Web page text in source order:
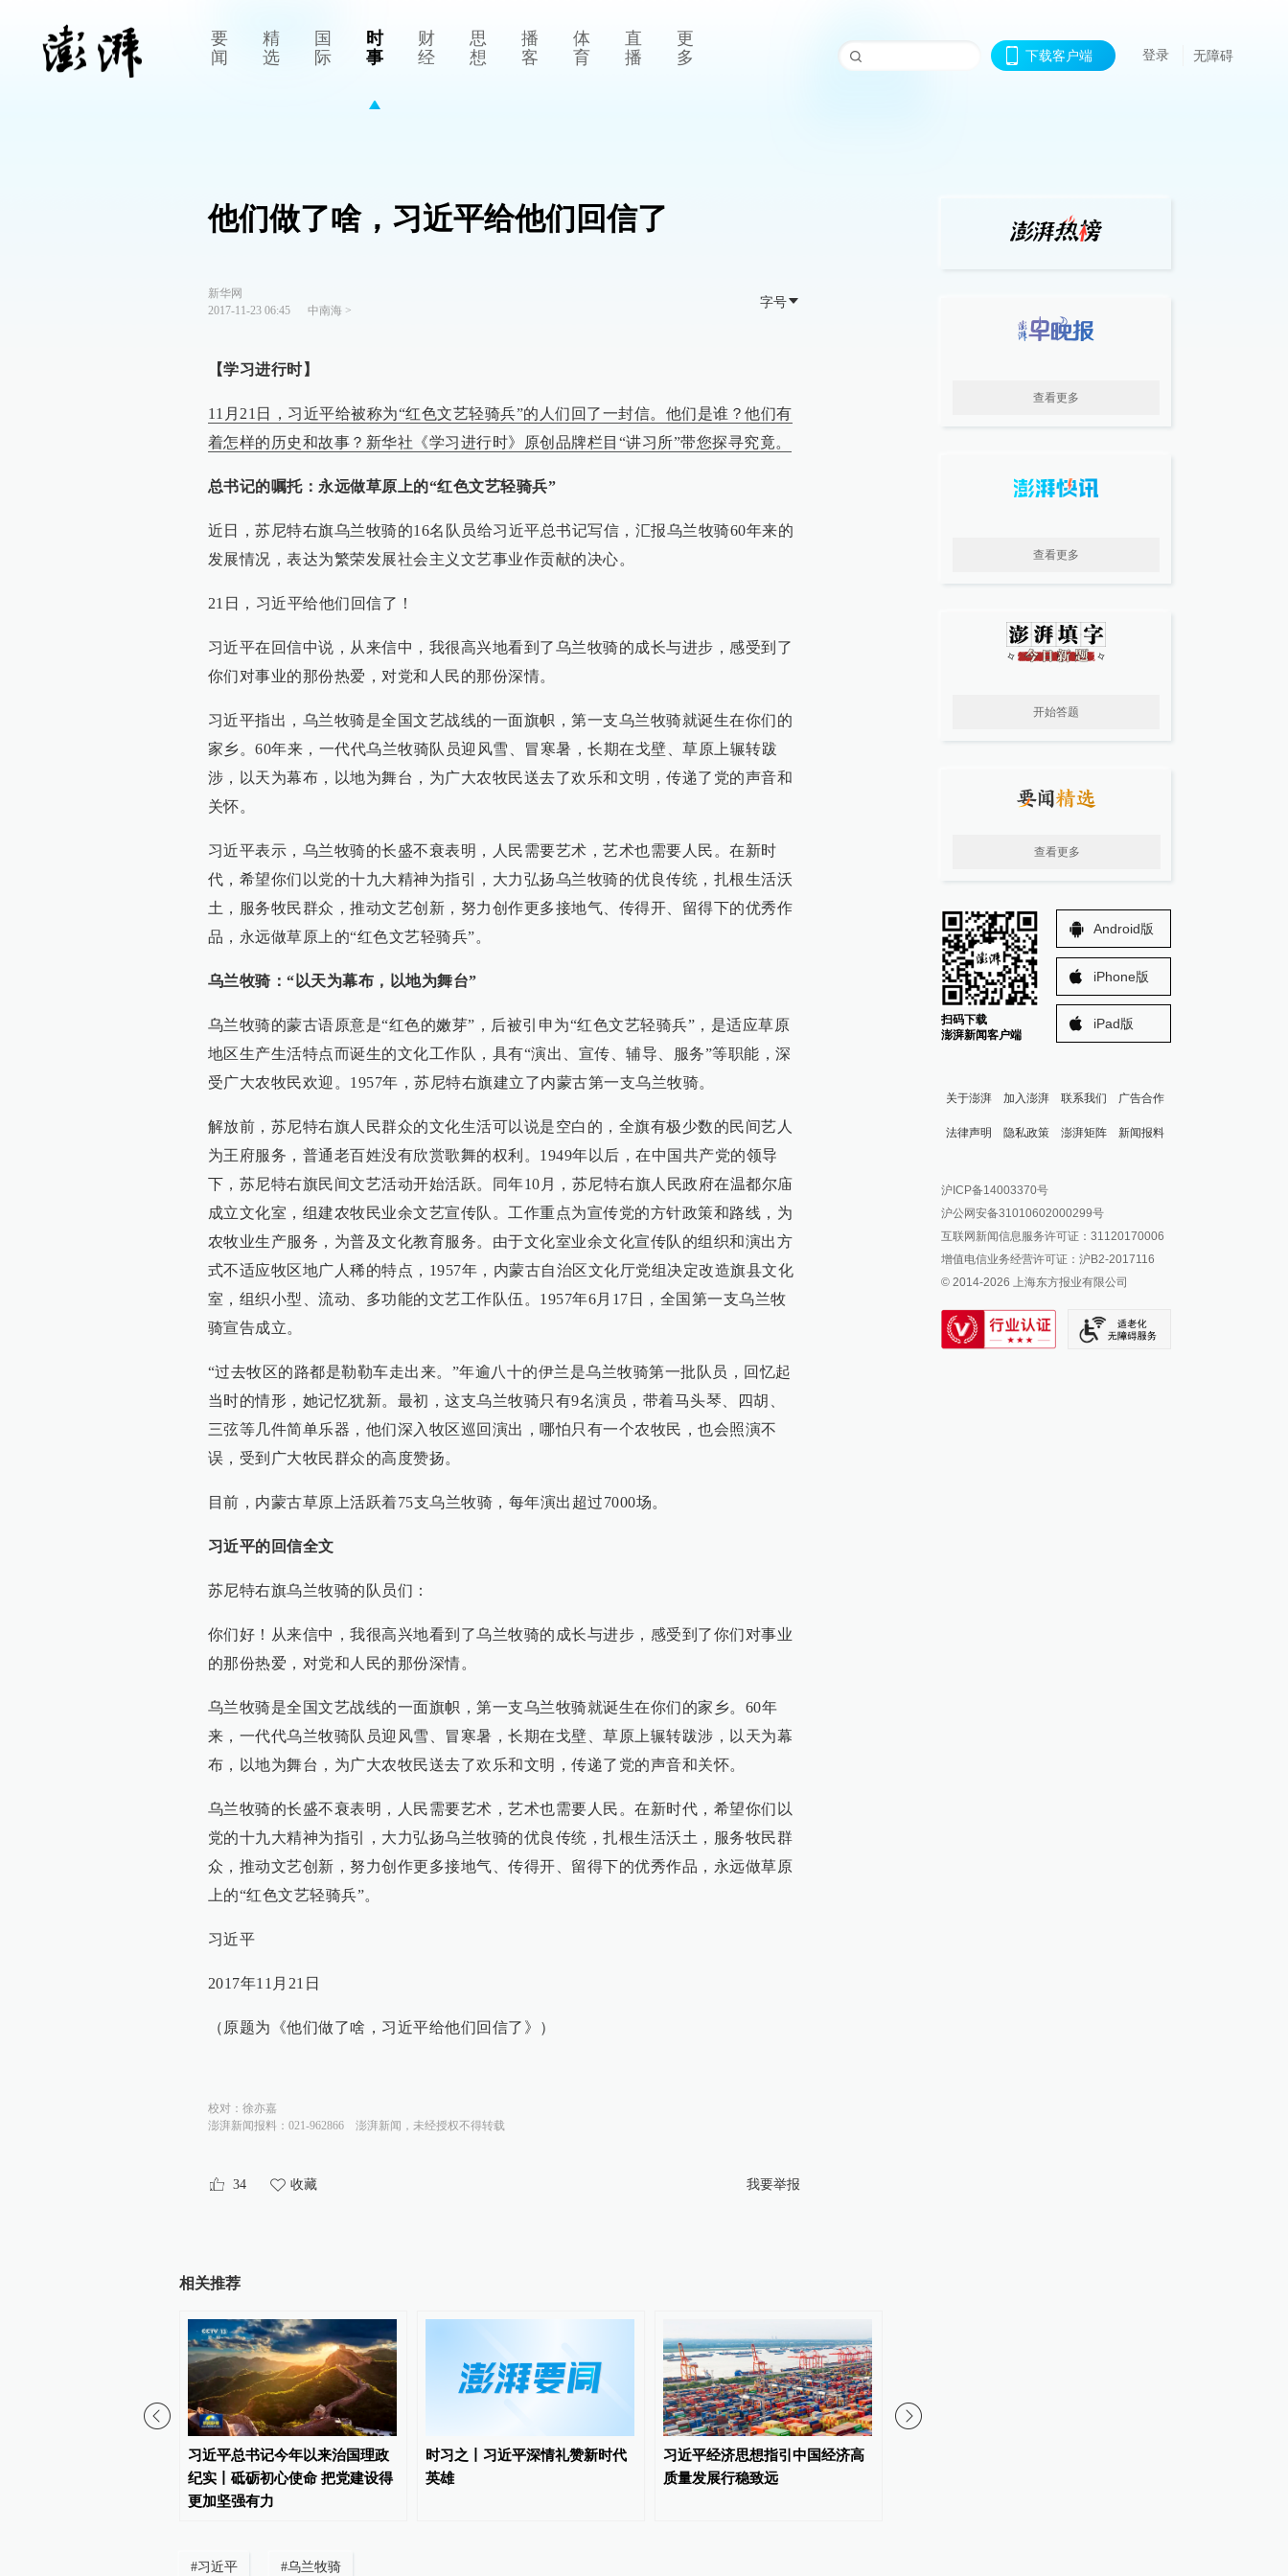
要
闻
精
选
国
际
时
事
财
经
思
想
播
客
体
育
直
播
更
多
下载客户端 登录 无障碍
他们做了啥，习近平给他们回信了
新华网
2017-11-23 06:45
中南海>
字号
【学习进行时】
11月21日，习近平给被称为“红色文艺轻骑兵”的人们回了一封信。他们是谁？他们有
着怎样的历史和故事？新华社《学习进行时》原创品牌栏目“讲习所”带您探寻究竟。
总书记的嘱托：永远做草原上的“红色文艺轻骑兵”
近日，苏尼特右旗乌兰牧骑的16名队员给习近平总书记写信，汇报乌兰牧骑60年来的
发展情况，表达为繁荣发展社会主义文艺事业作贡献的决心。
21日，习近平给他们回信了！
习近平在回信中说，从来信中，我很高兴地看到了乌兰牧骑的成长与进步，感受到了
你们对事业的那份热爱，对党和人民的那份深情。
习近平指出，乌兰牧骑是全国文艺战线的一面旗帜，第一支乌兰牧骑就诞生在你们的
家乡。60年来，一代代乌兰牧骑队员迎风雪、冒寒暑，长期在戈壁、草原上辗转跋
涉，以天为幕布，以地为舞台，为广大农牧民送去了欢乐和文明，传递了党的声音和
关怀。
习近平表示，乌兰牧骑的长盛不衰表明，人民需要艺术，艺术也需要人民。在新时
代，希望你们以党的十九大精神为指引，大力弘扬乌兰牧骑的优良传统，扎根生活沃
土，服务牧民群众，推动文艺创新，努力创作更多接地气、传得开、留得下的优秀作
品，永远做草原上的“红色文艺轻骑兵”。
乌兰牧骑：“以天为幕布，以地为舞台”
乌兰牧骑的蒙古语原意是“红色的嫩芽”，后被引申为“红色文艺轻骑兵”，是适应草原
地区生产生活特点而诞生的文化工作队，具有“演出、宣传、辅导、服务”等职能，深
受广大农牧民欢迎。1957年，苏尼特右旗建立了内蒙古第一支乌兰牧骑。
解放前，苏尼特右旗人民群众的文化生活可以说是空白的，全旗有极少数的民间艺人
为王府服务，普通老百姓没有欣赏歌舞的权利。1949年以后，在中国共产党的领导
下，苏尼特右旗民间文艺活动开始活跃。同年10月，苏尼特右旗人民政府在温都尔庙
成立文化室，组建农牧民业余文艺宣传队。工作重点为宣传党的方针政策和路线，为
农牧业生产服务，为普及文化教育服务。由于文化室业余文化宣传队的组织和演出方
式不适应牧区地广人稀的特点，1957年，内蒙古自治区文化厅党组决定改造旗县文化
室，组织小型、流动、多功能的文艺工作队伍。1957年6月17日，全国第一支乌兰牧
骑宣告成立。
“过去牧区的路都是勒勒车走出来。”年逾八十的伊兰是乌兰牧骑第一批队员，回忆起
当时的情形，她记忆犹新。最初，这支乌兰牧骑只有9名演员，带着马头琴、四胡、
三弦等几件简单乐器，他们深入牧区巡回演出，哪怕只有一个农牧民，也会照演不
误，受到广大牧民群众的高度赞扬。
目前，内蒙古草原上活跃着75支乌兰牧骑，每年演出超过7000场。
习近平的回信全文
苏尼特右旗乌兰牧骑的队员们：
你们好！从来信中，我很高兴地看到了乌兰牧骑的成长与进步，感受到了你们对事业
的那份热爱，对党和人民的那份深情。
乌兰牧骑是全国文艺战线的一面旗帜，第一支乌兰牧骑就诞生在你们的家乡。60年
来，一代代乌兰牧骑队员迎风雪、冒寒暑，长期在戈壁、草原上辗转跋涉，以天为幕
布，以地为舞台，为广大农牧民送去了欢乐和文明，传递了党的声音和关怀。
乌兰牧骑的长盛不衰表明，人民需要艺术，艺术也需要人民。在新时代，希望你们以
党的十九大精神为指引，大力弘扬乌兰牧骑的优良传统，扎根生活沃土，服务牧民群
众，推动文艺创新，努力创作更多接地气、传得开、留得下的优秀作品，永远做草原
上的“红色文艺轻骑兵”。
习近平
2017年11月21日
（原题为《他们做了啥，习近平给他们回信了》）
校对： 徐亦嘉
澎湃新闻报料：021-962866
澎湃新闻，未经授权不得转载
34 收藏 我要举报
相关推荐
习近平总书记今年以来治国理政
纪实丨砥砺初心使命 把党建设得
更加坚强有力
时习之丨习近平深情礼赞新时代
英雄
习近平经济思想指引中国经济高
质量发展行稳致远
#习近平 #乌兰牧骑
查看更多
查看更多
开始答题
查看更多
扫码下载
澎湃新闻客户端
Android版
iPhone版
iPad版
关于澎湃 加入澎湃 联系我们 广告合作
法律声明 隐私政策 澎湃矩阵
澎湃新闻公众号
澎湃新闻抖音号
派生万物开放平台
IP SHANGHAI
SIXTH TONE
新闻报料
报料邮箱: news@thepaper.cn
沪ICP备14003370号
沪公网安备31010602000299号
互联网新闻信息服务许可证：31120170006
增值电信业务经营许可证：沪B2-2017116
© 2014-2026 上海东方报业有限公司